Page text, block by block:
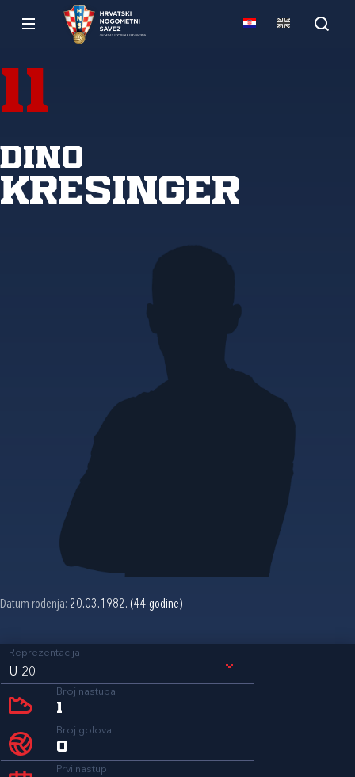
11
Dino
Kresinger
Datum rođenja: 20.03.1982. (44 godine)
Reprezentacija
U-20
Broj nastupa
1
Broj golova
0
Prvi nastup